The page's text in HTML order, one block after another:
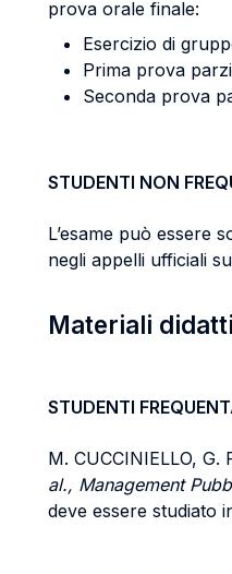
prova orale finale:
Esercizio di
Prima prova
Seconda prova
STUDENTI NON
L’esame può essere
negli appelli ufficiali
Materiali
STUDENTI
M. CUCCINIELLO, G.
al., Management
deve essere studiato